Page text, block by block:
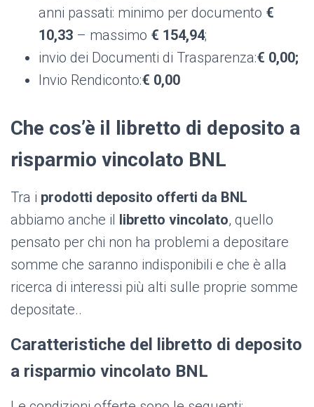
anni passati: minimo per documento €
10,33 – massimo € 154,94;
invio dei Documenti di Trasparenza:€ 0,00;
Invio Rendiconto:€ 0,00
Che cos’è il libretto di deposito a
risparmio vincolato BNL
Tra i prodotti deposito offerti da BNL
abbiamo anche il libretto vincolato, quello
pensato per chi non ha problemi a depositare
somme che saranno indisponibili e che è alla
ricerca di interessi più alti sulle proprie somme
depositate..
Caratteristiche del libretto di deposito
a risparmio vincolato BNL